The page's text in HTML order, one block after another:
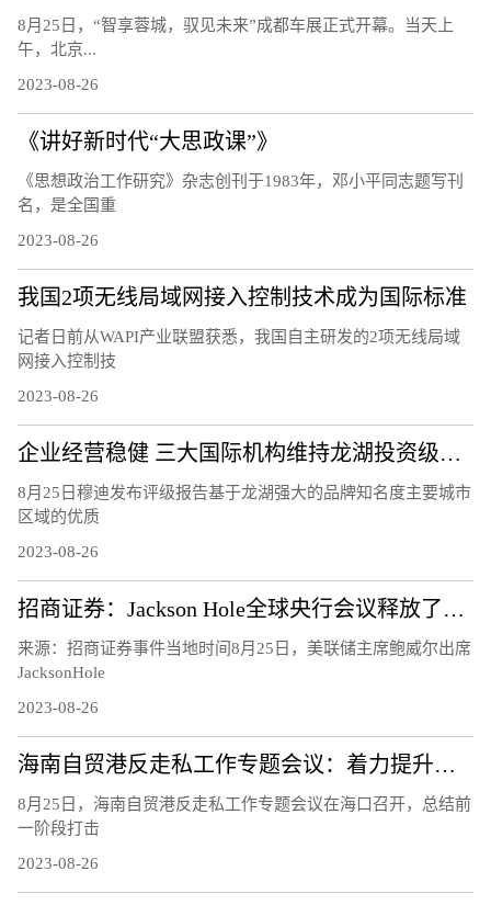
8月25日，“智享蓉城，驭见未来”成都车展正式开幕。当天上
午，北京...
2023-08-26
《讲好新时代“大思政课”》
《思想政治工作研究》杂志创刊于1983年，邓小平同志题写刊
名，是全国重
2023-08-26
我国2项无线局域网接入控制技术成为国际标准
记者日前从WAPI产业联盟获悉，我国自主研发的2项无线局域
网接入控制技
2023-08-26
企业经营稳健 三大国际机构维持龙湖投资级评级
8月25日穆迪发布评级报告基于龙湖强大的品牌知名度主要城市
区域的优质
2023-08-26
招商证券：Jackson Hole全球央行会议释放了怎样的信号？
来源：招商证券事件当地时间8月25日，美联储主席鲍威尔出席
JacksonHole
2023-08-26
海南自贸港反走私工作专题会议：着力提升风险识别能力 下好风险防控的“先手棋”
8月25日，海南自贸港反走私工作专题会议在海口召开，总结前
一阶段打击
2023-08-26